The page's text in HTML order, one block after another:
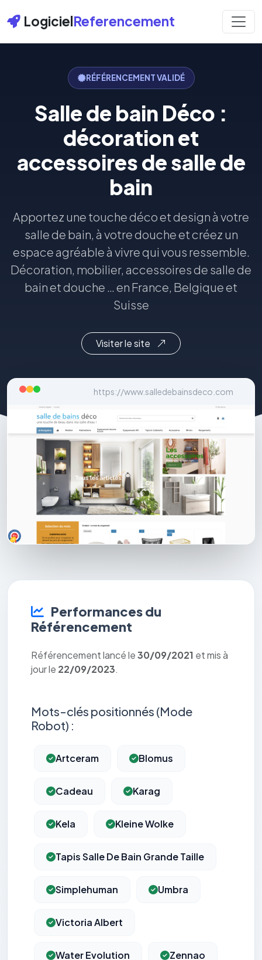
LogicielReferencement
RÉFÉRENCEMENT VALIDÉ
Salle de bain Déco :
décoration et
accessoires de salle de
bain
Apportez une touche déco et design à votre
salle de bain, à votre douche et créez un
espace agréable à vivre qui vous ressemble.
Décoration, mobilier, accessoires de salle de
bain et douche … en France, Belgique et
Suisse
Visiter le site
https://www.salledebainsdeco.com
Performances du
Référencement
Référencement lancé le30/09/2021 et mis à
jour le 22/09/2023.
Mots-clés positionnés (Mode
Robot) :
Artceram Blomus
Cadeau Karag
Kela Kleine Wolke
Tapis Salle De Bain Grande Taille
Simplehuman Umbra
Victoria Albert
Water Evolution Zennao